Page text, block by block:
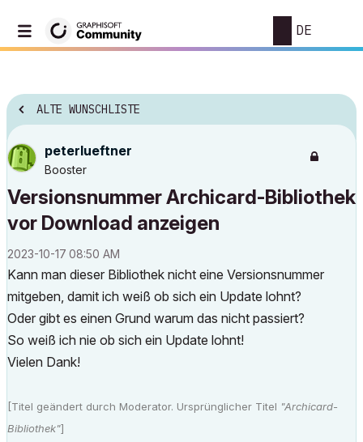
DE
ALTE WUNSCHLISTE
peterlueftner
Booster
Versionsnummer Archicard-Bibliothek
vor Download anzeigen
‎2023-10-17 08:50 AM
Kann man dieser Bibliothek nicht eine Versionsnummer
mitgeben, damit ich weiß ob sich ein Update lohnt?
Oder gibt es einen Grund warum das nicht passiert?
So weiß ich nie ob sich ein Update lohnt!
Vielen Dank!
[Titel geändert durch Moderator. Ursprünglicher Titel "Archicard-
Bibliothek"]